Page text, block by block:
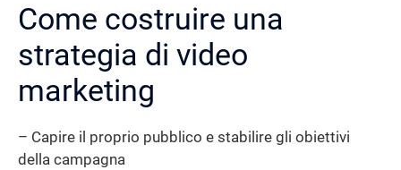
Come costruire una
strategia di video
marketing
– Capire il proprio pubblico e stabilire gli obiettivi
della campagna